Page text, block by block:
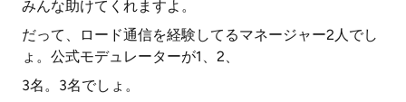
みんな助けてくれますよ。
だって、ロード通信を経験してるマネージャー2人でし
ょ。公式モデュレーターが1、2、
3名。3名でしょ。